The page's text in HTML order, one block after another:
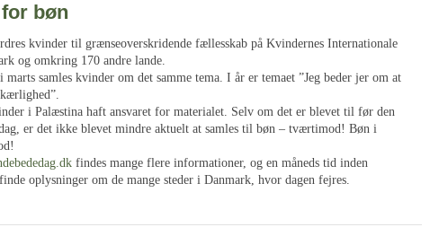
bøn
kvinder til grænseoverskridende fællesskab på Kvindernes Internationale
og omkring 170 andre lande.
samles kvinder om det samme tema. I år er temaet ”Jeg beder jer om at
i Palæstina haft ansvaret for materialet. Selv om det er blevet til før den
er det ikke blevet mindre aktuelt at samles til bøn – tværtimod! Bøn i
findes mange flere informationer, og en måneds tid inden
oplysninger om de mange steder i Danmark, hvor dagen fejres.